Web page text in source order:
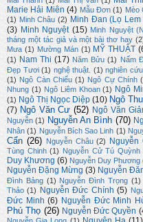
Marie Hải Miên (4) Mẫu Đơn (1) Mèo
(1) Minh Châu (2) Minh Đan (Lọ
(3) Minh Nguyệt (15) Minh Nguyệt
tháng một tác giả và một bài thơ hay
Mưa (1) Mường Mán (1) MỸ THUẬT
(1) Nam Thi (17) Năm Bửu (1) Nấm
Đẹp Tươi (1) nghệ thuật. (1) nghiên cứu
(1) Ngô Càn Chiểu (1) Ngô Cự Chính
Nhung (1) Ngô Liêm Khoan (1) Ngô
(1) Ngô Thị Ngọc Diệp (10) Ngô
(7) Ngô Văn Cư (52) Ngô Văn
Nguyễn (1) Nguyễn An Bình (70)
Nhân (1) Nguyễn Bích Sao Linh (1)
Cẩn (26) Nguyễn Châu (2) Nguyễn
Tùng Chinh (1) Nguyễn Cử Tú Quỳnh
Duy Khương (6) Nguyễn Duy Phương
Nguyễn Đặng Mừng (3) Nguyễn
Đình Bảng (1) Nguyễn Đình Trọng (1)
Thảo (1) Nguyễn Đức Chính (5)
Đức Minh (6) Nguyễn Đức Minh
Phú Thọ (26) Nguyễn Đức Quyền